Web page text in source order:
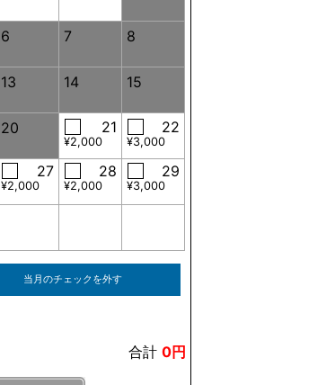
6 7 8
13 14 15
20 21
¥2,000
22
¥3,000
27
¥2,000
28
¥2,000
29
¥3,000
当月のチェックを外す
合計 0円